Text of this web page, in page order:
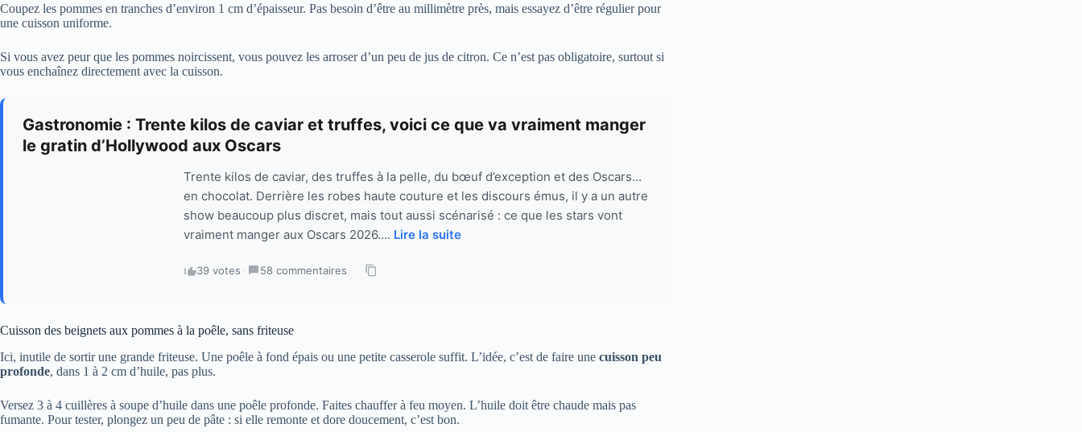
Coupez les pommes en tranches d’environ 1 cm d’épaisseur. Pas besoin d’être au millimètre près, mais essayez d’être régulier pour
une cuisson uniforme.
Si vous avez peur que les pommes noircissent, vous pouvez les arroser d’un peu de jus de citron. Ce n’est pas obligatoire, surtout si
vous enchaînez directement avec la cuisson.
Gastronomie : Trente kilos de caviar et truffes, voici ce que va vraiment manger
le gratin d’Hollywood aux Oscars
Trente kilos de caviar, des truffes à la pelle, du bœuf d’exception et des Oscars…
en chocolat. Derrière les robes haute couture et les discours émus, il y a un autre
show beaucoup plus discret, mais tout aussi scénarisé : ce que les stars vont
vraiment manger aux Oscars 2026.... Lire la suite
39 votes · 58 commentaires ·
Cuisson des beignets aux pommes à la poêle, sans friteuse
Ici, inutile de sortir une grande friteuse. Une poêle à fond épais ou une petite casserole suffit. L’idée, c’est de faire une cuisson peu
profonde, dans 1 à 2 cm d’huile, pas plus.
Versez 3 à 4 cuillères à soupe d’huile dans une poêle profonde. Faites chauffer à feu moyen. L’huile doit être chaude mais pas
fumante. Pour tester, plongez un peu de pâte : si elle remonte et dore doucement, c’est bon.